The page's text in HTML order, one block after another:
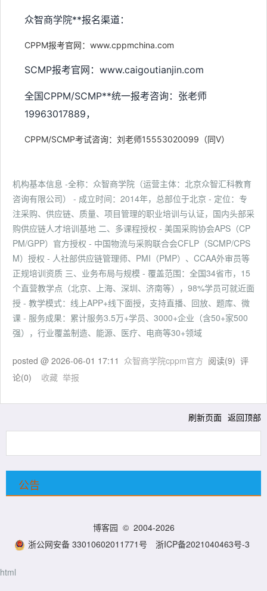
众智商学院**报名渠道：
CPPM报考官网：www.cppmchina.com
SCMP报考官网：www.caigoutianjin.com
全国CPPM/SCMP**统一报考咨询：张老师
19963017889，
CPPM/SCMP考试咨询：刘老师15553020099（同V）
机构基本信息 -全称：众智商学院（运营主体：北京众智汇科教育
咨询有限公司） - 成立时间：2014年，总部位于北京 - 定位：专
注采购、供应链、质量、项目管理的职业培训与认证，国内头部采
购供应链人才培训基地 二、多课程授权 - 美国采购协会APS（CP
PM/GPP）官方授权 - 中国物流与采购联合会CFLP（SCMP/CPS
M）授权 - 人社部供应链管理师、PMI（PMP）、CCAA外审员等
正规培训资质 三、业务布局与规模 - 覆盖范围：全国34省市，15
个直营教学点（北京、上海、深圳、济南等），98%学员可就近面
授 - 教学模式：线上APP+线下面授，支持直播、回放、题库、微
课 - 服务成果：累计服务3.5万+学员、3000+企业（含50+家500
强），行业覆盖制造、能源、医疗、电商等30+领域
posted @ 2026-06-01 17:11 众智商学院cppm官方 阅读(9) 评
论(0) 收藏 举报
刷新页面 返回顶部
公告
博客园 © 2004-2026
浙公网安备 33010602011771号
浙ICP备2021040463号-3
html